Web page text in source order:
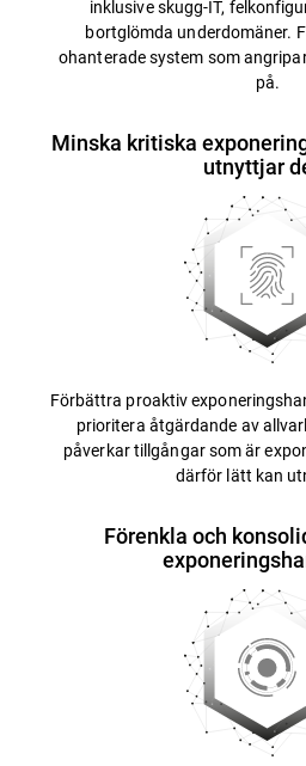
inklusive skugg-IT,
bortglömda underdomäner.
ohanterade system som
på.
Minska kritiska
utnyttjar
Förbättra proaktiv
prioritera åtgärdande av
påverkar tillgångar som är
därför lätt kan
Förenkla och